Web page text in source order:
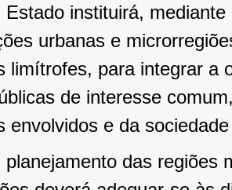
Estado instituirá,
urbanas e
limítrofes, para integrar a
de interesse
envolvidos e da
planejamento das regiões